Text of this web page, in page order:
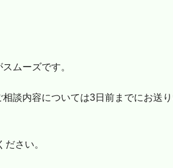
ムーズです。
談内容については3日前までにお送
さい。